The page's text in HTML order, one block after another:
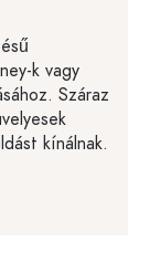
k vagy
Száraz
kínálnak.